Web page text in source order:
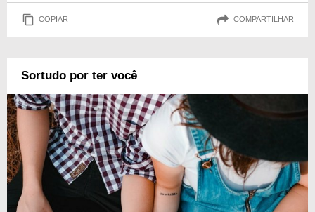
COPIAR COMPARTILHAR
Sortudo por ter você